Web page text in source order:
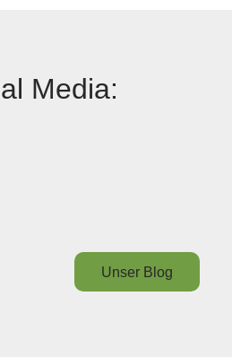
Media:
Unser Blog